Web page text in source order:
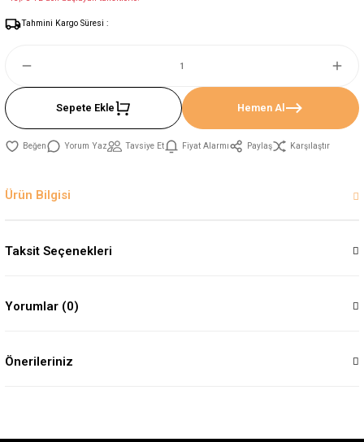
Tahmini Kargo Süresi :
Sepete Ekle Hemen Al
Yorum Yaz Tavsiye Et Fiyat Alarmı Paylaş Karşılaştır
Ürün Bilgisi
Taksit Seçenekleri
Yorumlar (0)
Önerileriniz